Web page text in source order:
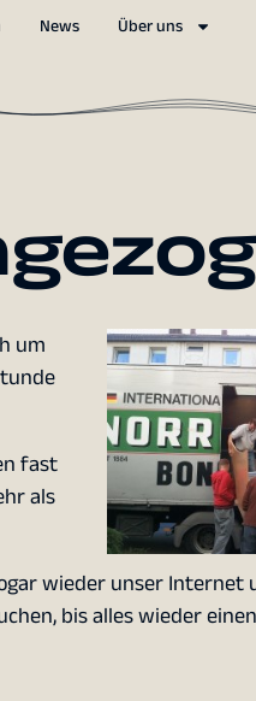
News Über uns
um
fast
als
wieder unser Internet
bis alles wieder